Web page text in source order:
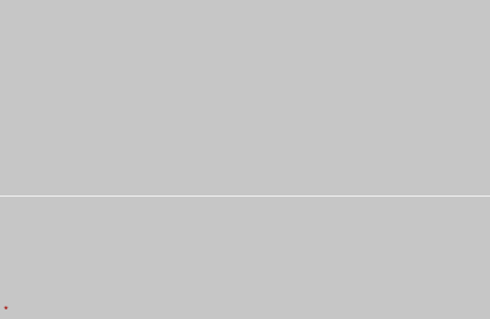
*